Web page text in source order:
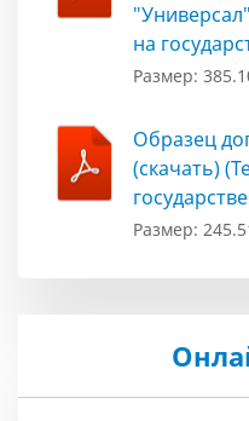
на
Размер:
Образец
(скачать)
Размер: